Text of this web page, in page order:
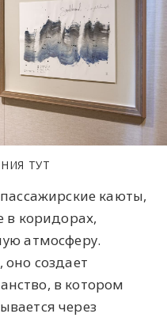
ТУТ
каюты,
в коридорах,
атмосферу.
создает
в котором
через